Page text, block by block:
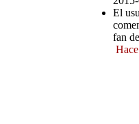
El
fan